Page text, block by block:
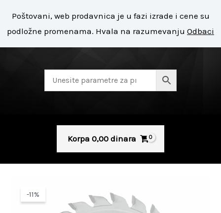
sadržaj
+ 381 11 8127 400
Korpa 0,00 dinara
-11%
Poštovani, web prodavnica je u fazi izrade i cene su
podložne promenama. Hvala na razumevanju Odbaci